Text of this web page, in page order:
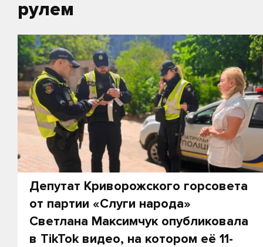
рулем
Депутат Криворожского горсовета
от партии «Слуги народа»
Светлана Максимчук опубликовала
в TikTok видео, на котором её 11-